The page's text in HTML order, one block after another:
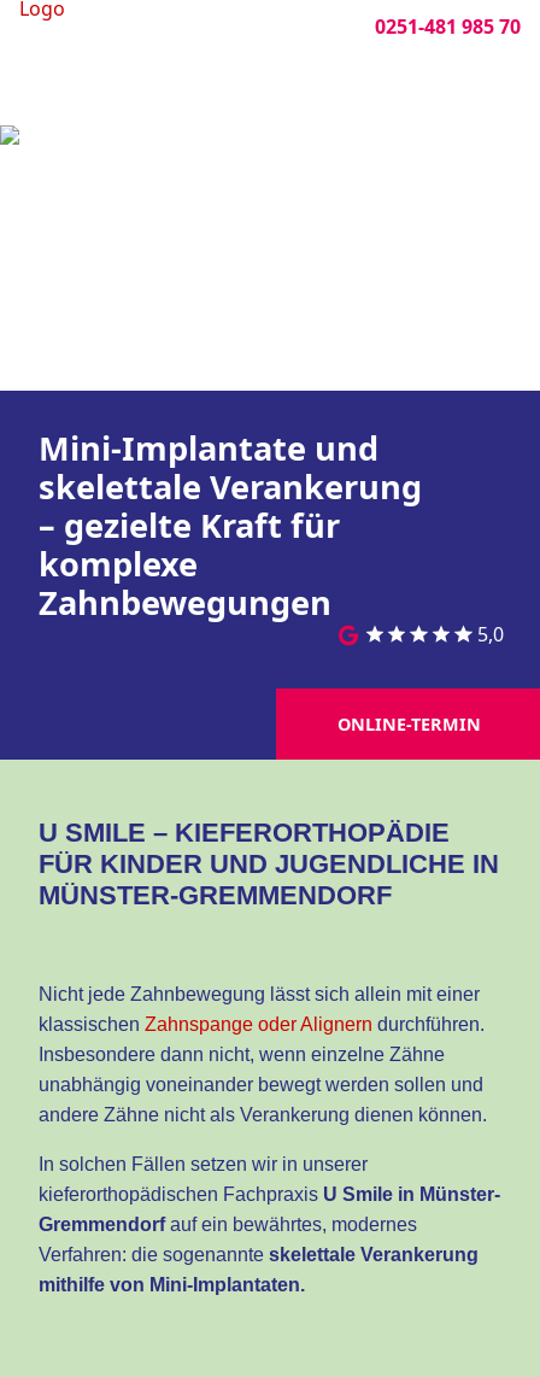
0251-481 985 70
Mini-Implantate und
skelettale Verankerung
– gezielte Kraft für
komplexe
Zahnbewegungen
5,0
ONLINE-TERMIN
U SMILE – KIEFERORTHOPÄDIE
FÜR KINDER UND JUGENDLICHE IN
MÜNSTER-GREMMENDORF
Nicht jede Zahnbewegung lässt sich allein mit einer
klassischen Zahnspange oder Alignern durchführen.
Insbesondere dann nicht, wenn einzelne Zähne
unabhängig voneinander bewegt werden sollen und
andere Zähne nicht als Verankerung dienen können.
In solchen Fällen setzen wir in unserer
kieferorthopädischen Fachpraxis U Smile in Münster-
Gremmendorfauf ein bewährtes, modernes
Verfahren: die sogenannte skelettale Verankerung
mithilfe von Mini-Implantaten.